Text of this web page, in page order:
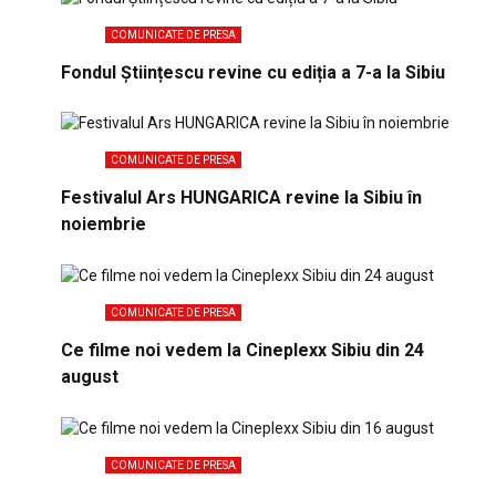
COMUNICATE DE PRESA
Fondul Științescu revine cu ediția a 7-a la Sibiu
COMUNICATE DE PRESA
Festivalul Ars HUNGARICA revine la Sibiu în
noiembrie
COMUNICATE DE PRESA
Ce filme noi vedem la Cineplexx Sibiu din 24
august
COMUNICATE DE PRESA